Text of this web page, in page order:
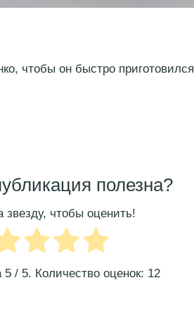
чтобы он быстро
полезна?
звезду, чтобы оценить!
5/ 5. Количество оценок: 12